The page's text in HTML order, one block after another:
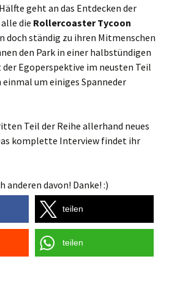
geht an das Entdecken der
die Rollercoaster Tycoon
doch ständig zu ihren Mitmenschen
den Park in einer halbstündigen
der Egoperspektive im neusten Teil
um einiges Spanneder
Teil der Reihe allerhand neues
komplette Interview findet ihr
anderen davon! Danke! :)
teilen
teilen